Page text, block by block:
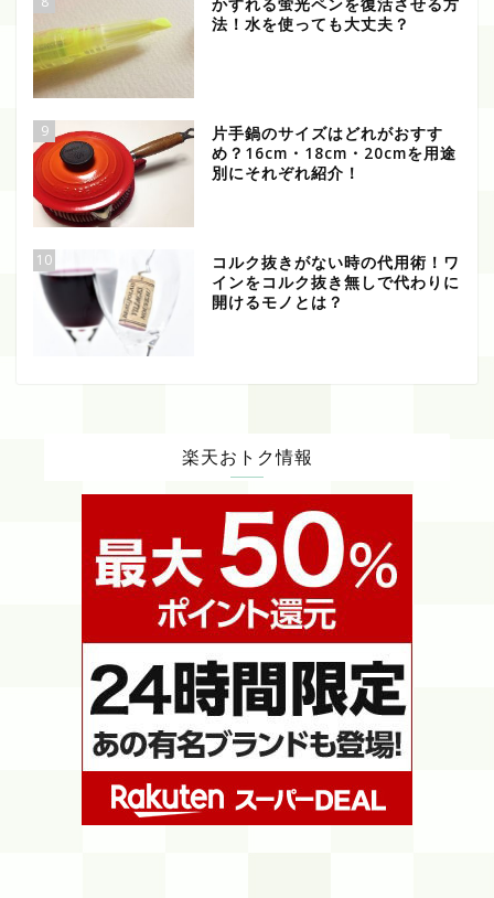
かすれる蛍光ペンを復活させる方
法！水を使っても大丈夫？
9
片手鍋のサイズはどれがおすす
め？16cm・18cm・20cmを用途
別にそれぞれ紹介！
10
コルク抜きがない時の代用術！ワ
インをコルク抜き無しで代わりに
開けるモノとは？
楽天おトク情報